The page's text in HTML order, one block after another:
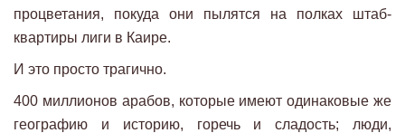
процветания, покуда они пылятся на полках штаб-
квартиры лиги в Каире.
И это просто трагично.
400 миллионов арабов, которые имеют одинаковые же
географию и историю, горечь и сладость; люди,